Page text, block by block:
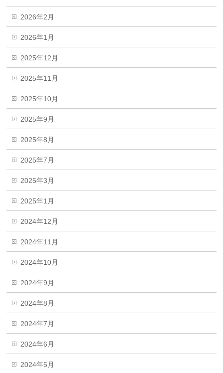
2026年2月
2026年1月
2025年12月
2025年11月
2025年10月
2025年9月
2025年8月
2025年7月
2025年3月
2025年1月
2024年12月
2024年11月
2024年10月
2024年9月
2024年8月
2024年7月
2024年6月
2024年5月